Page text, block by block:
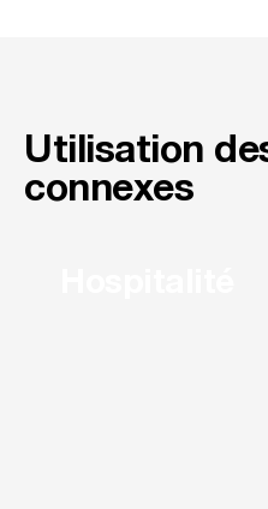
Utilisation
connexes